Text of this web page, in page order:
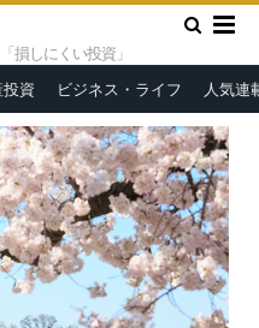
損しにくい投資」
資 ビジネス・ライフ 人気連
でドル円相場は大荒れ…米雇用
ード戦略＝ゆきママ